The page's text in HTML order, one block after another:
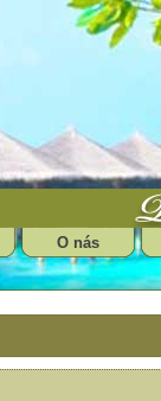
O nás